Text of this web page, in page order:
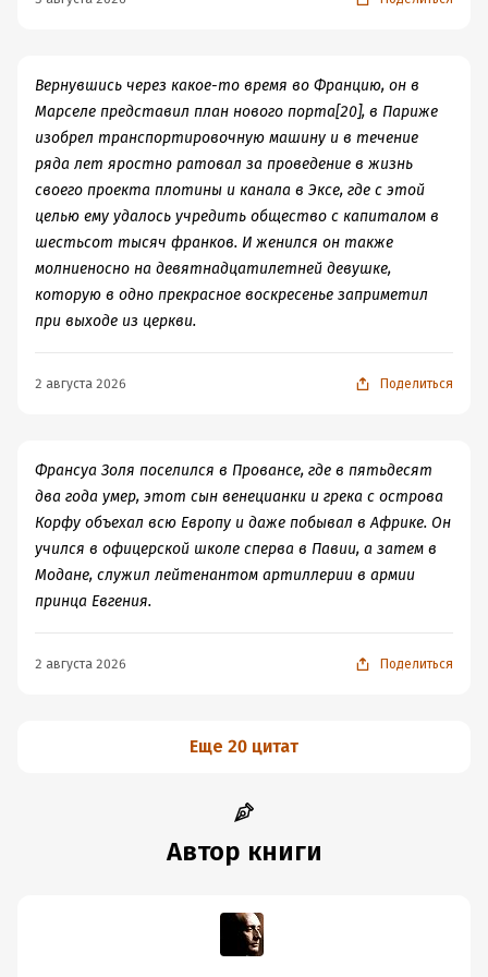
ощущение, будто я смотрю фильм или читаю его
расширенный сценарий. Воистину громадную работу
проделал Анри Перрюшо. Дух захватывает от
осознания того, что так все оно и было... Устами
P.S. Ренуар на очереди.
Сезанна суто з технічного боку, в книжці цього зовсім
Хороша книжка.
Лінк на google art project, де багато картин Сезанна, без
біографії, зате з можливістю все детально роздивитися:
https://goo.gl/pxTdUZ
Вернувшись через какое-то время во Францию, он в
Марселе представил план нового порта[20], в Париже
изобрел транспортировочную машину и в течение
ряда лет яростно ратовал за проведение в жизнь
своего проекта плотины и канала в Эксе, где с этой
целью ему удалось учредить общество с капиталом в
шестьсот тысяч франков. И женился он также
молниеносно на девятнадцатилетней девушке,
которую в одно прекрасное воскресенье заприметил
при выходе из церкви.
2 августа 2026 Поделиться
Франсуа Золя поселился в Провансе, где в пятьдесят
два года умер, этот сын венецианки и грека с острова
Корфу объехал всю Европу и даже побывал в Африке. Он
учился в офицерской школе сперва в Павии, а затем в
Модане, служил лейтенантом артиллерии в армии
принца Евгения.
2 августа 2026 Поделиться
Еще 20 цитат
Автор книги